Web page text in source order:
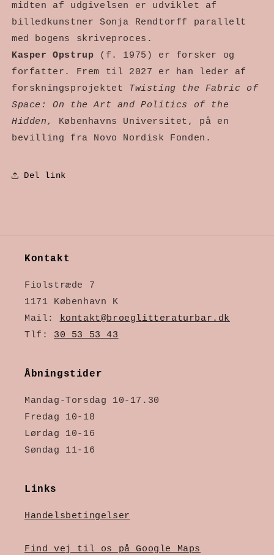
midten af udgivelsen er udviklet af
billedkunstner Sonja Rendtorff parallelt
med bogens skriveproces.
Kasper Opstrup
(f. 1975) er forsker og
forfatter. Frem til 2027 er han leder af
forskningsprojektet Twisting the Fabric of
Space: On the Art and Politics of the
Hidden,
Københavns Universitet, på en
bevilling fra Novo Nordisk Fonden.
Del link
Kontakt
Fiolstræde 7
1171 København K
Mail: kontakt@broeglitteraturbar.dk
Tlf: 30 53 53 43
Åbningstider
Mandag-Torsdag 10-17.30
Fredag 10-18
Lørdag 10-16
Søndag 11-16
Links
Handelsbetingelser
Find vej til os på Google Maps